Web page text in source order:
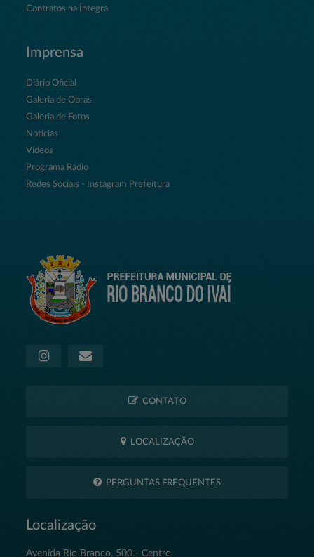
Contratos na Íntegra
Imprensa
Diário Oficial
Galeria de Obras
Galeria de Fotos
Notícias
Vídeos
Programa Rádio
Redes Sociais - Instagram Prefeitura
CONTATO
LOCALIZAÇÃO
PERGUNTAS FREQUENTES
Localização
Avenida Rio Branco, 500 - Centro